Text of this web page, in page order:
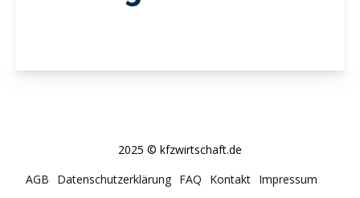
2025 © kfzwirtschaft.de
AGB
Datenschutzerklärung FAQ Kontakt Impressum